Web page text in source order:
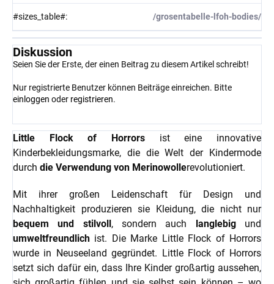
#sizes_table#: /grosentabelle-lfoh-bodies/
Diskussion
Seien Sie der Erste, der einen Beitrag zu diesem Artikel schreibt!
Nur registrierte Benutzer können Beiträge einreichen. Bitte
einloggen oder registrieren.
Little Flock of Horrors ist eine innovative
Kinderbekleidungsmarke, die die Welt der Kindermode
durch die Verwendung von Merinowollerevolutioniert.
Mit ihrer großen Leidenschaft für Design und
Nachhaltigkeit produzieren sie Kleidung, die nicht nur
bequem und stilvoll , sondern auch langlebigund
umweltfreundlich ist. Die Marke Little Flock of Horrors
wurde in Neuseeland gegründet. Little Flock of Horrors
setzt sich dafür ein, dass Ihre Kinder großartig aussehen,